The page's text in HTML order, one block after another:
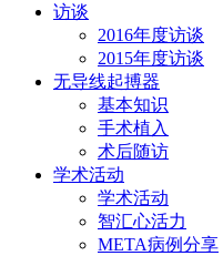
访谈
2016年度访谈
2015年度访谈
无导线起搏器
基本知识
手术植入
术后随访
学术活动
学术活动
智汇心活力
META病例分享